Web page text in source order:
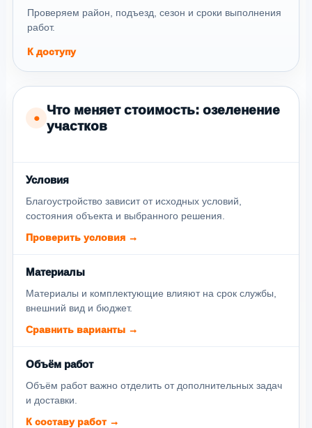
Проверяем район, подъезд, сезон и сроки выполнения
работ.
К доступу
●
Что меняет стоимость: озеленение
участков
Условия
Благоустройство зависит от исходных условий,
состояния объекта и выбранного решения.
Проверить условия →
Материалы
Материалы и комплектующие влияют на срок службы,
внешний вид и бюджет.
Сравнить варианты →
Объём работ
Объём работ важно отделить от дополнительных задач
и доставки.
К составу работ →